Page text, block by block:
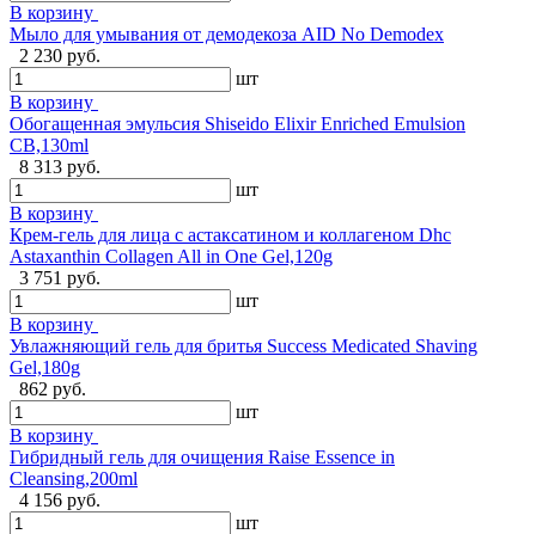
В корзину
Мыло для умывания от демодекоза AID No Demodex
2 230 руб.
шт
В корзину
Обогащенная эмульсия Shiseido Elixir Enriched Emulsion
CB,130ml
8 313 руб.
шт
В корзину
Крем-гель для лица с астаксатином и коллагеном Dhc
Astaxanthin Collagen All in One Gel,120g
3 751 руб.
шт
В корзину
Увлажняющий гель для бритья Success Medicated Shaving
Gel,180g
862 руб.
шт
В корзину
Гибридный гель для очищения Raise Essence in
Cleansing,200ml
4 156 руб.
шт